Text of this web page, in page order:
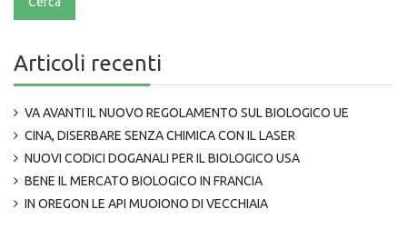
Articoli recenti
VA AVANTI IL NUOVO REGOLAMENTO SUL BIOLOGICO UE
CINA, DISERBARE SENZA CHIMICA CON IL LASER
NUOVI CODICI DOGANALI PER IL BIOLOGICO USA
BENE IL MERCATO BIOLOGICO IN FRANCIA
IN OREGON LE API MUOIONO DI VECCHIAIA